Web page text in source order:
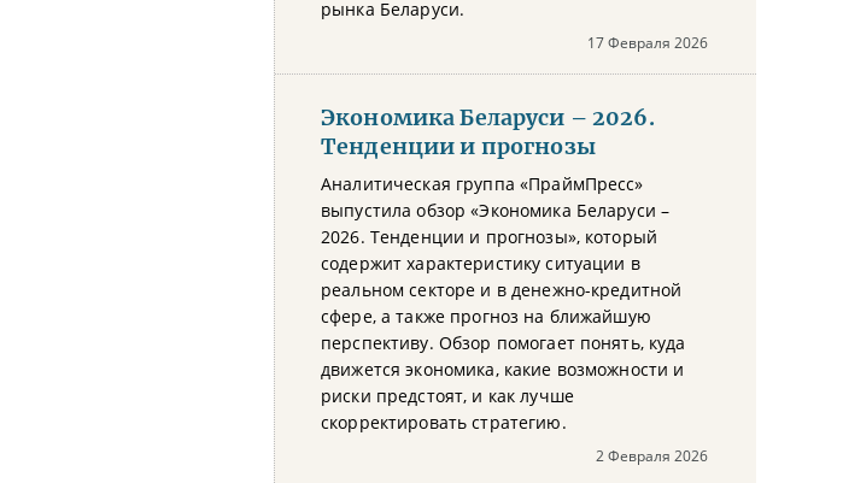
рынка Беларуси.
17 Февраля 2026
Экономика Беларуси – 2026.
Тенденции и прогнозы
Аналитическая группа «ПраймПресс»
выпустила обзор «Экономика Беларуси –
2026. Тенденции и прогнозы», который
содержит характеристику ситуации в
реальном секторе и в денежно-кредитной
сфере, а также прогноз на ближайшую
перспективу. Обзор помогает понять, куда
движется экономика, какие возможности и
риски предстоят, и как лучше
скорректировать стратегию.
2 Февраля 2026